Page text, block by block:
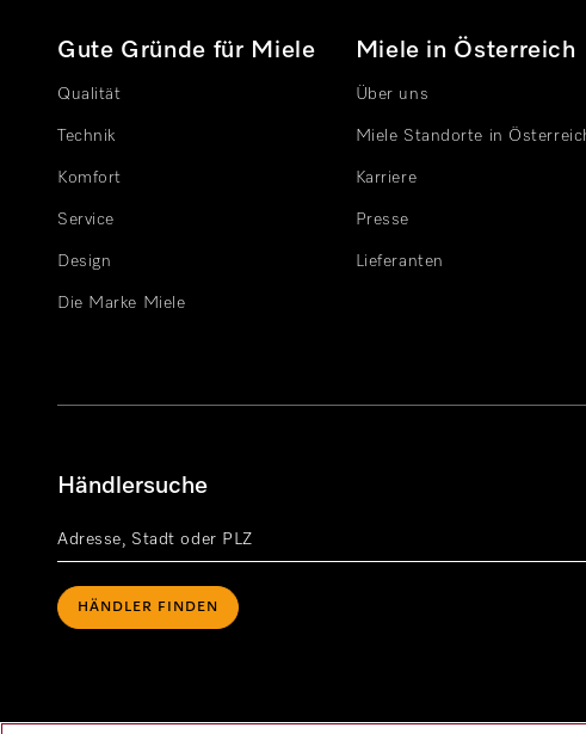
Gute Gründe für Miele
Qualität
Technik
Komfort
Service
Design
Die Marke Miele
Miele in Österreich
Über uns
Miele Standorte in
Karriere
Presse
Lieferanten
Händlersuche
HÄNDLER FINDEN